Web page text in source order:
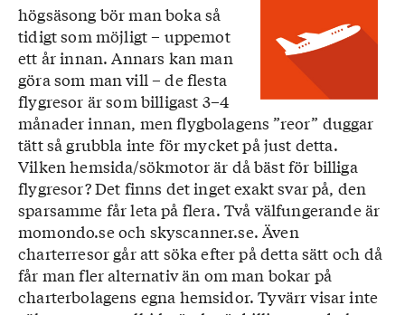
högsäsong bör man boka så
tidigt som möjligt – uppemot
ett år innan. Annars kan man
göra som man vill – de flesta
flygresor är som billigast 3–4
månader innan, men flygbolagens ”reor” duggar
tätt så grubbla inte för mycket på just detta.
Vilken hemsida/sökmotor är då bäst för billiga
flygresor? Det finns det inget exakt svar på, den
sparsamme får leta på flera. Två välfungerande är
momondo.se och skyscanner.se. Även
charterresor går att söka efter på detta sätt och då
får man fler alternativ än om man bokar på
charterbolagens egna hemsidor. Tyvärr visar inte